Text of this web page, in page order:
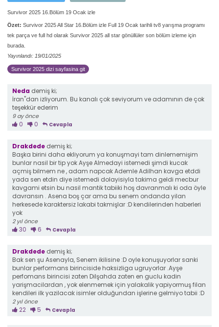
Survivor 2025 16.Bölüm 19 Ocak izle
Özet: Survivor 2025 All Star 16.Bölüm izle Full 19 Ocak tarihli tv8 yarışma programı
tek parça ve full hd olarak Survivor 2025 all star gönüllüler son bölüm izleme için
burada.
Yayınlandı: 19/01/2025
Survivor 2025 dizi sayfasina git
Neda demiş ki;
İran"dan izliyorum. Bu kanalı çok seviyorum ve adamının de çok
teşekkür ederim
9 ay önce
0 0 Cevapla
Drakdede demiş ki;
Başka birini daha ekliyorum ya konuşmayi tam dinlememişim
bunlar nasil bir tip yok Ayşe Almedayi istemedi şimdi kucak
açmiş bilmem ne , adam napcak Ademle Adilhan kavga etddi
yada sen etdin diye istemedi dolayisiyla takima geldi mecbur
kavgami etsin bu nasil mantik tabiiki hoş davranmalı ki oda öyle
davransın . Asena boş çar ama bu senem ondanda yilan
herkesede karaktersiz lakabi takmişlar :D kendilerinden haberleri
yok
2 yıl önce
30 6 Cevapla
Drakdede demiş ki;
Bak sen şu Asenayla, Senem ikilisine :D oyle konuşuyorlar sanki
bunlar performans birinciside haksizliga ugruyorlar .Ayşe
perfomans birincisi zaten Dilşahda zaten en guclu kadin
yarişmacilardan , yok elenmemek için yalakalik yapiyormuş filan
kendileri ilk yazilacak isimler olduğundan işlerine gelmiyo tabii :D
2 yıl önce
22 5 Cevapla